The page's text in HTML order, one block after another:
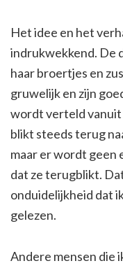
Het idee en het
indrukwekkend. De
haar broertjes en
gruwelijk en zijn
wordt verteld vanuit
blikt steeds terug
maar er wordt geen
dat ze terugblikt.
onduidelijkheid dat
gelezen.
Andere mensen die